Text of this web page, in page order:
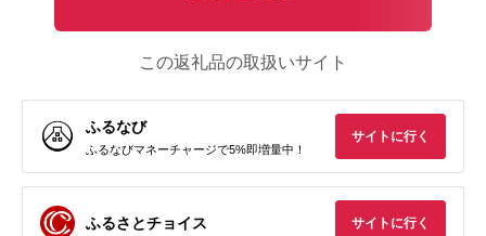
この返礼品の取扱いサイト
ふるなび
ふるなびマネーチャージで5%即増量中！
サイトに行く
ふるさとチョイス サイトに行く